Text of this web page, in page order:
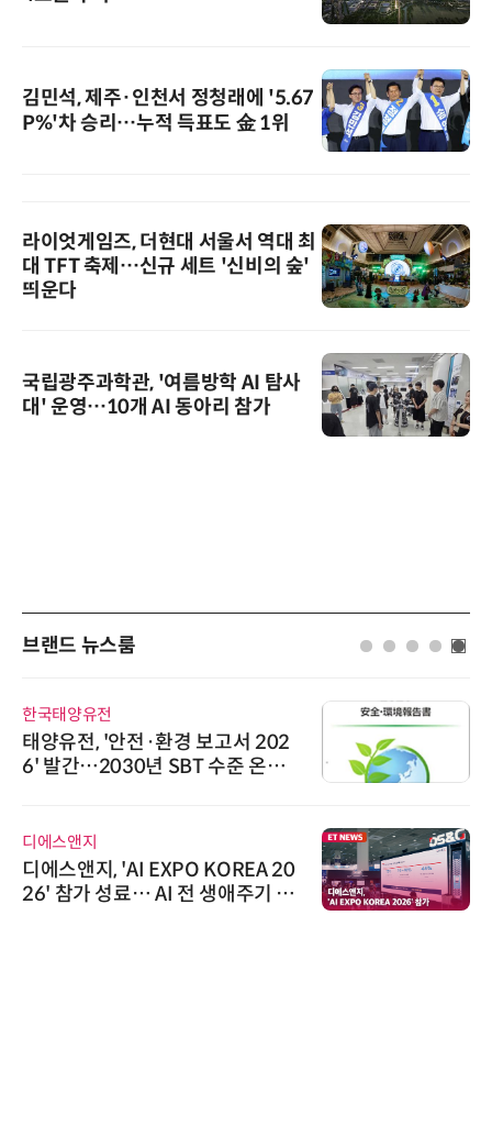
김민석, 제주·인천서 정청래에 '5.67
P%'차 승리…누적 득표도 金 1위
라이엇게임즈, 더현대 서울서 역대 최
대 TFT 축제…신규 세트 '신비의 숲'
띄운다
국립광주과학관, '여름방학 AI 탐사
대' 운영…10개 AI 동아리 참가
브랜드 뉴스룸
한국태양유전
태양유전, '안전·환경 보고서 202
6' 발간…2030년 SBT 수준 온실
디에스앤지
디에스앤지, 'AI EXPO KOREA 20
26' 참가 성료… AI 전 생애주기 아